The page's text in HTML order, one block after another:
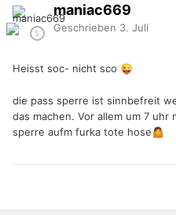
maniac669
Geschrieben 3. Juli
Heisst soc- nicht sco 😜
die pass sperre ist sinnbefreit
das machen. Vor allem um 7
sperre aufm furka tote hose🤷